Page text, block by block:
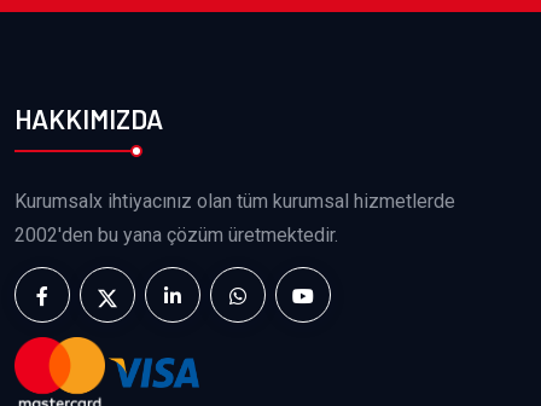
HAKKIMIZDA
Kurumsalx ihtiyacınız olan tüm kurumsal hizmetlerde
2002'den bu yana çözüm üretmektedir.